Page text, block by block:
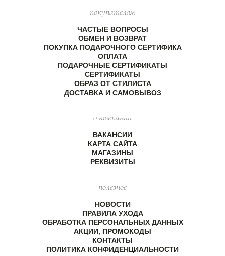
покупателям
ЧАСТЫЕ ВОПРОСЫ
ОБМЕН И ВОЗВРАТ
ПОКУПКА ПОДАРОЧНОГО СЕРТИФИКА
ОПЛАТА
ПОДАРОЧНЫЕ СЕРТИФИКАТЫ
СЕРТИФИКАТЫ
ОБРАЗ ОТ СТИЛИСТА
ДОСТАВКА И САМОВЫВОЗ
о компании
ВАКАНСИИ
КАРТА САЙТА
МАГАЗИНЫ
РЕКВИЗИТЫ
полезное
НОВОСТИ
ПРАВИЛА УХОДА
ОБРАБОТКА ПЕРСОНАЛЬНЫХ ДАННЫХ
АКЦИИ, ПРОМОКОДЫ
КОНТАКТЫ
ПОЛИТИКА КОНФИДЕНЦИАЛЬНОСТИ